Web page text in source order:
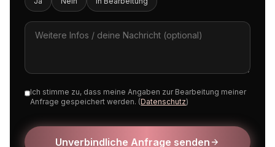
Ich stimme zu, dass meine Angaben zur Bearbeitung meiner
Anfrage gespeichert werden. (Datenschutz)
Unverbindliche Anfrage senden